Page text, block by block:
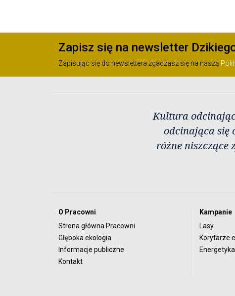
Zapisz się na newsletter
Zapisując się do newslettera zgadzasz się na naszą
Kultura
odcinająca się
różne niszczące
O Pracowni
Strona główna Pracowni
Głęboka ekologia
Informacje publiczne
Kontakt
Kampanie
Lasy
Korytarze